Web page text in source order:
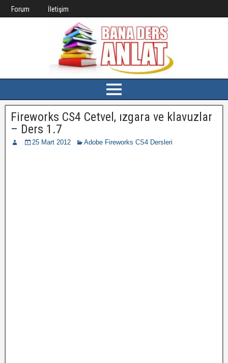
Forum İletişim
Fireworks CS4 Cetvel, ızgara ve klavuzlar
– Ders 1.7
25 Mart 2012 Adobe Fireworks CS4 Dersleri